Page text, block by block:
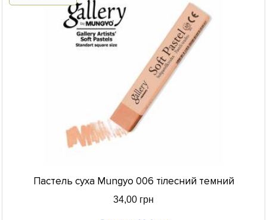
Пастель суха Mungyo 006 тілесний темний
34,00 грн